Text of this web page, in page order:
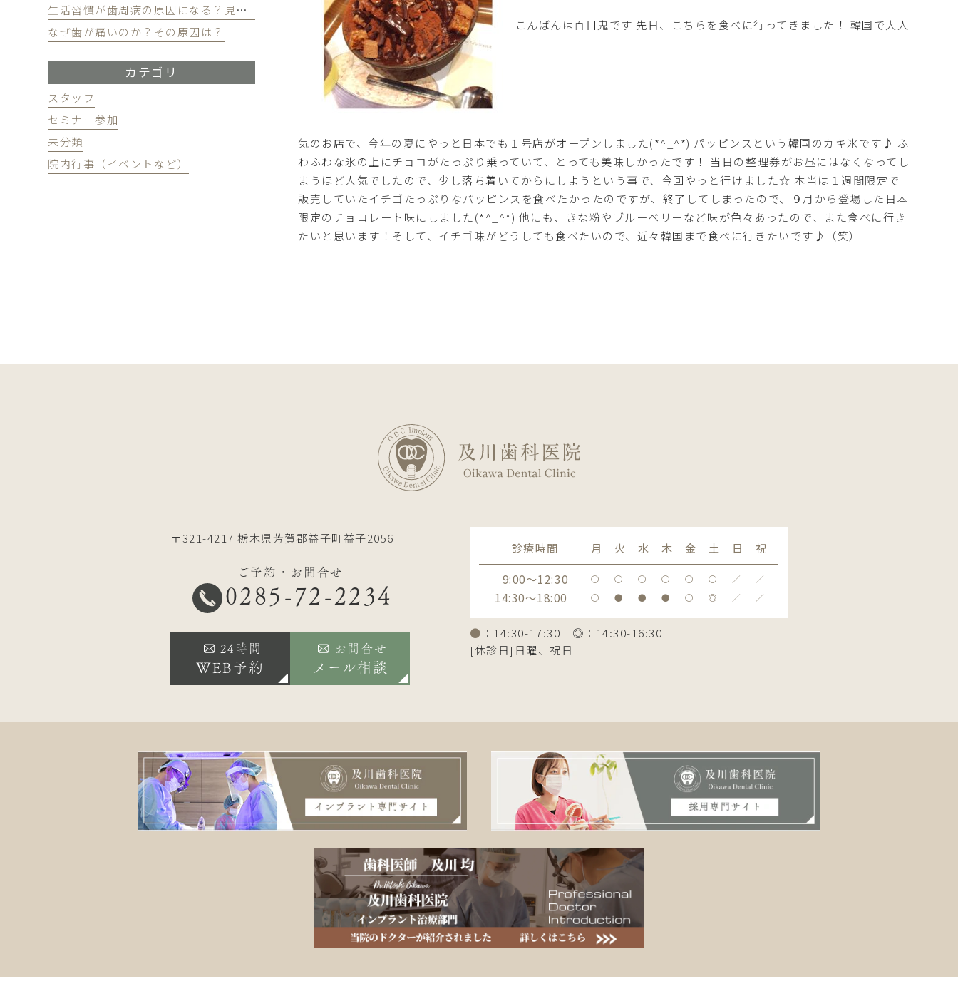
こんばんは百目鬼です 先日、こちらを食べに行ってきました！ 韓国で大人
気のお店で、今年の夏にやっと日本でも１号店がオープンしました(*^_^*) パッピンスという韓国のカキ氷です♪ ふ
わふわな氷の上にチョコがたっぷり乗っていて、とっても美味しかったです！ 当日の整理券がお昼にはなくなってし
まうほど人気でしたので、少し落ち着いてからにしようという事で、今回やっと行けました☆ 本当は１週間限定で
販売していたイチゴたっぷりなパッピンスを食べたかったのですが、終了してしまったので、９月から登場した日本
限定のチョコレート味にしました(*^_^*) 他にも、きな粉やブルーベリーなど味が色々あったので、また食べに行き
たいと思います！そして、イチゴ味がどうしても食べたいので、近々韓国まで食べに行きたいです♪（笑）
生活習慣が歯周病の原因になる？見直すべき習慣とは？
なぜ歯が痛いのか？その原因は？
カテゴリ
スタッフ
セミナー参加
未分類
院内行事（イベントなど）
〒321-4217 栃木県芳賀郡益子町益子2056
ご予約・お問合せ
0285-72-2234
24時間
WEB予約
お問合せ
メール相談
診療時間 月 火 水 木 金 土 日
祝
9:00～12:30
〇 〇 〇 〇 〇 〇 ／ ／
14:30～18:00 〇 ● ● ● 〇 ◎ ／ ／
● ：14:30-17:30 ◎：14:30-16:30
[休診日]日曜、祝日